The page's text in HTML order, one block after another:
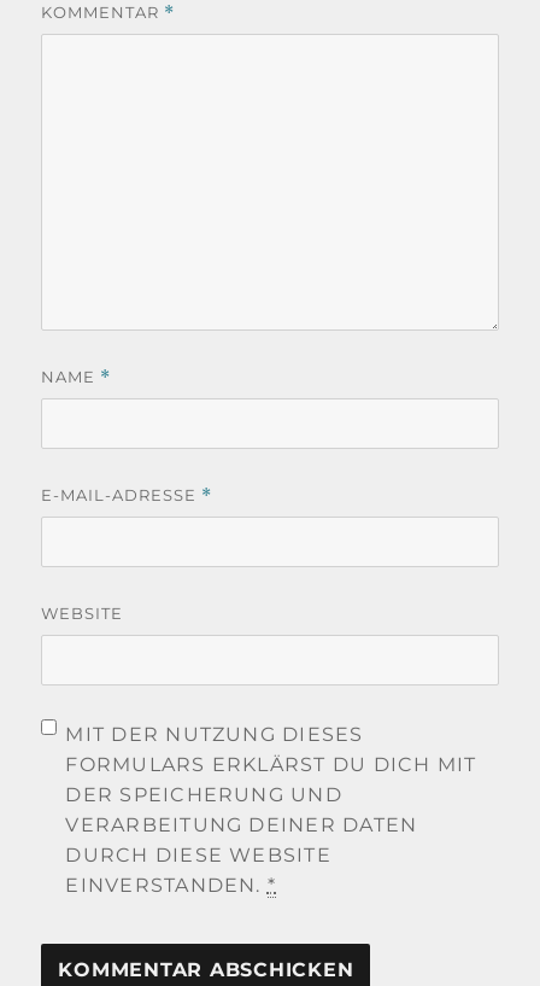
KOMMENTAR *
NAME *
E-MAIL-ADRESSE *
WEBSITE
MIT DER NUTZUNG DIESES
FORMULARS ERKLÄRST DU DICH MIT
DER SPEICHERUNG UND
VERARBEITUNG DEINER DATEN
DURCH DIESE WEBSITE
EINVERSTANDEN. *